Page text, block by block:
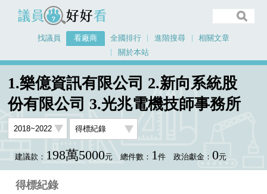
議員好好看
找議員 看廠商 全國排行 進階搜尋
相關文章
關於本站
1.樂億資訊有限公司 2.新向系統股份有限公司 3.光兆電機技師事務所
1.樂億資訊有限公司 2.新向系統股
份有限公司 3.光兆電機技師事務所
建議款： 198萬5000元 總件數： 1件 政治獻金： 0元
得標紀錄